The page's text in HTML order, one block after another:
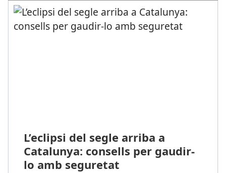
L’eclipsi del segle arriba a
Catalunya: consells per gaudir-
lo amb seguretat